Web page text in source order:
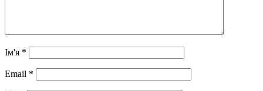
Ім'я *
Email *